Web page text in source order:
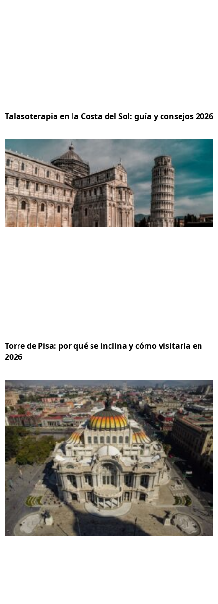
Talasoterapia en la Costa del Sol: guía y consejos 2026
Torre de Pisa: por qué se inclina y cómo visitarla en
2026